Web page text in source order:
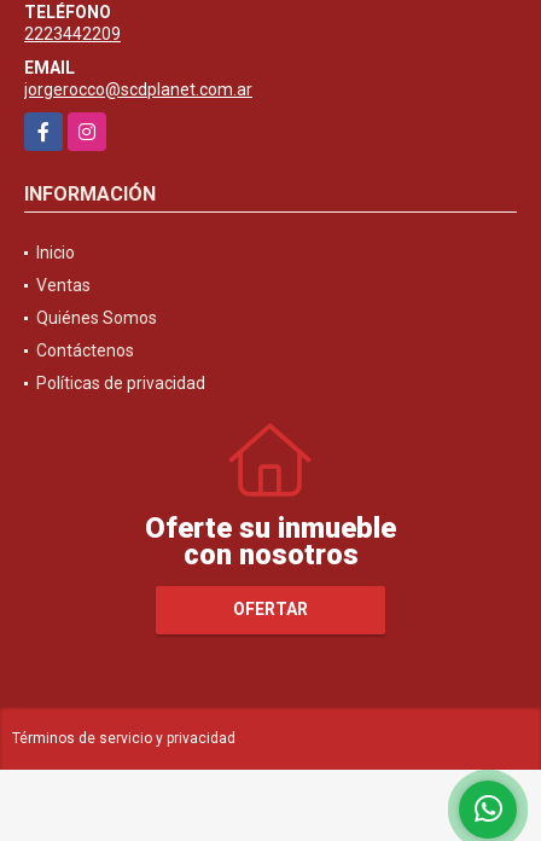
TELÉFONO
2223442209
EMAIL
jorgerocco@scdplanet.com.ar
FacebookInstagram
INFORMACIÓN
Inicio
Ventas
Quiénes Somos
Contáctenos
Políticas de privacidad
Oferte su inmueble
con nosotros
OFERTAR
Términos de servicio y privacidad